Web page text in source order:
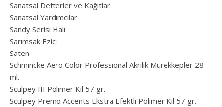
Sanatsal Defterler ve Kağıtlar
Sanatsal Yardımcılar
Sandy Serisi Halı
Sarımsak Ezici
Saten
Schmincke Aero Color Professional Akrilik Mürekkepler 28
ml.
Sculpey III Polimer Kil 57 gr.
Sculpey Premo Accents Ekstra Efektli Polimer Kil 57 gr.